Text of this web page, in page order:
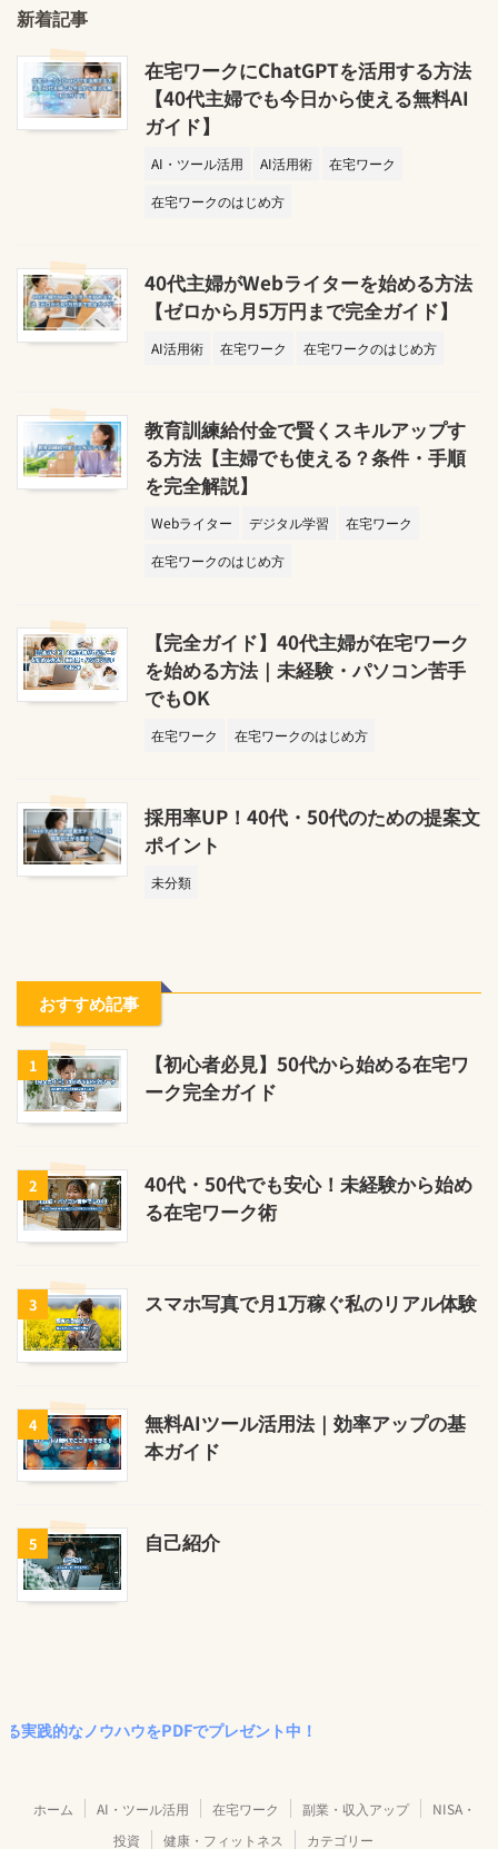
新着記事
在宅ワークにChatGPTを活用する方法
【40代主婦でも今日から使える無料AI
ガイド】
AI・ツール活用 AI活用術
在宅ワーク
在宅ワークのはじめ方
40代主婦がWebライターを始める方法
【ゼロから月5万円まで完全ガイド】
AI活用術 在宅ワーク 在宅ワークのはじめ方
教育訓練給付金で賢くスキルアップす
る方法【主婦でも使える？条件・手順
を完全解説】
Webライター デジタル学習
在宅ワーク
在宅ワークのはじめ方
【完全ガイド】40代主婦が在宅ワーク
を始める方法｜未経験・パソコン苦手
でもOK
在宅ワーク 在宅ワークのはじめ方
採用率UP！40代・50代のための提案文
ポイント
未分類
おすすめ記事
1
【初心者必見】50代から始める在宅ワ
ーク完全ガイド
2
40代・50代でも安心！未経験から始め
る在宅ワーク術
3 スマホ写真で月1万稼ぐ私のリアル体験
4
無料AIツール活用法｜効率アップの基
本ガイド
5 自己紹介
ノウハウをPDFでプレゼント中！
ホーム AI・ツール活用 在宅ワーク 副業・収入アップ
NISA・
投資
健康・フィットネス カテゴリー